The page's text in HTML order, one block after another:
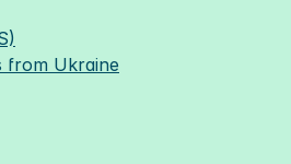
from Ukraine